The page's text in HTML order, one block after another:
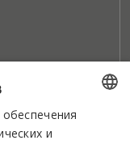
LITHUANIAN
и